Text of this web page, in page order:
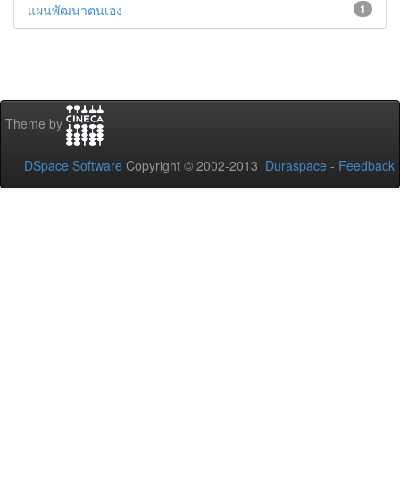
1
แผนพัฒนาตนเอง
Theme by
DSpace Software Copyright © 2002-2013 Duraspace - Feedback